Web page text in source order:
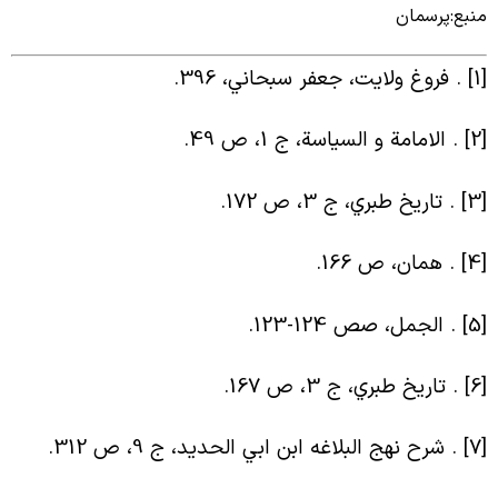
فروغ ولايت، جعفر سبحاني، 396
.
الامامة و السياسة، ج 1، ص 49
.
تاريخ طبري، ج 3، ص 172
.
همان، ص 166
.
الجمل، صص 124-123
.
تاريخ طبري، ج 3، ص 167
.
شرح نهج البلاغه ابن ابي الحديد، ج 9، ص 312
.